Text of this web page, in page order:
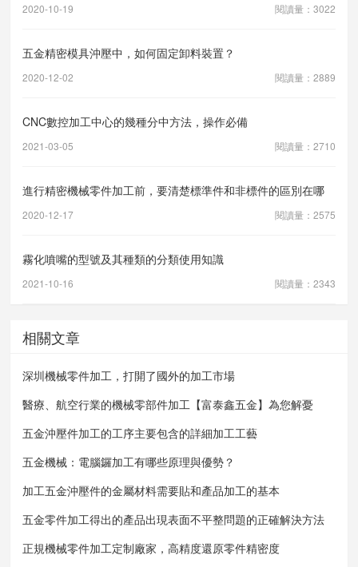
2020-10-19 閱讀量：3022
五金精密模具沖壓中，如何固定卸料裝置？
2020-12-02 閱讀量：2889
CNC數控加工中心的幾種分中方法，操作必備
2021-03-05 閱讀量：2710
進行精密機械零件加工前，要清楚標準件和非標件的區別在哪
2020-12-17 閱讀量：2575
霧化噴嘴的型號及其種類的分類使用知識
2021-10-16 閱讀量：2343
相關文章
深圳機械零件加工，打開了國外的加工市場
醫療、航空行業的機械零部件加工【富泰鑫五金】為您解憂
五金沖壓件加工的工序主要包含的詳細加工工藝
五金機械：電腦鑼加工有哪些原理與優勢？
加工五金沖壓件的金屬材料需要貼和產品加工的基本
五金零件加工得出的產品出現表面不平整問題的正確解決方法
正規機械零件加工定制廠家，高精度還原零件精密度